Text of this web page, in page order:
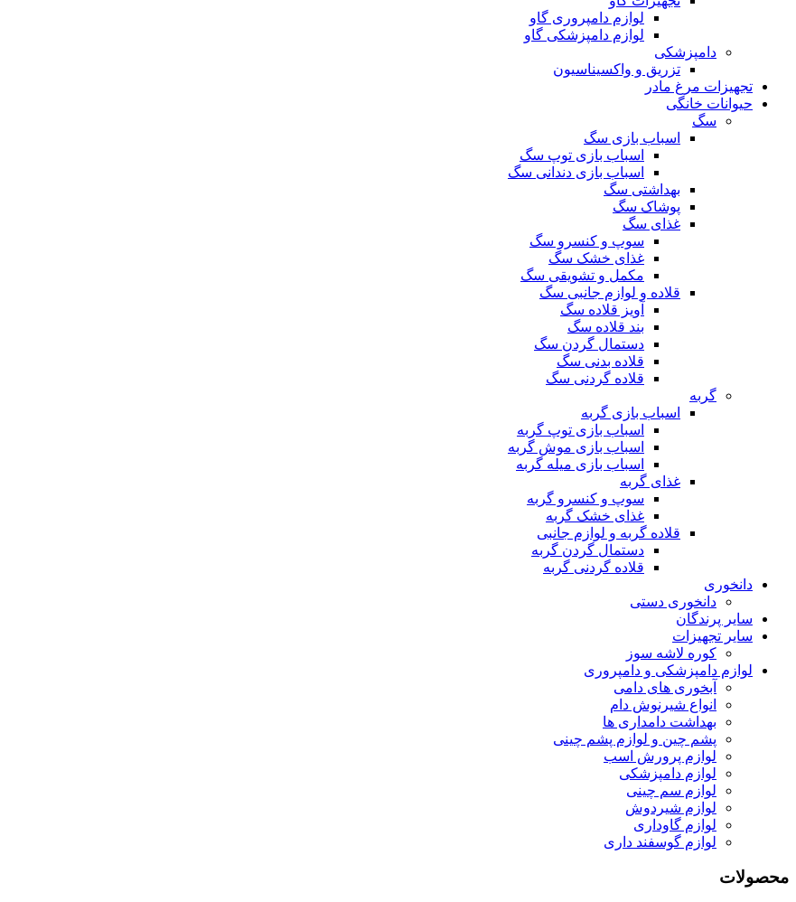
لوازم دامپروری گاو
لوازم دامپزشکی گاو
دامپزشکی
تزریق و واکسیناسیون
تجهیزات مرغ مادر
حیوانات خانگی
سگ
اسباب بازی سگ
اسباب بازی توپ سگ
اسباب بازی دندانی سگ
بهداشتی سگ
پوشاک سگ
غذای سگ
سوپ و کنسرو سگ
غذای خشک سگ
مکمل و تشویقی سگ
قلاده و لوازم جانبی سگ
آویز قلاده سگ
بند قلاده سگ
دستمال گردن سگ
قلاده بدنی سگ
قلاده گردنی سگ
گربه
اسباب بازی گربه
اسباب بازی توپ گربه
اسباب بازی موش گربه
اسباب بازی میله گربه
غذای گربه
سوپ و کنسرو گربه
غذای خشک گربه
قلاده گربه و لوازم جانبی
دستمال گردن گربه
قلاده گردنی گربه
دانخوری
دانخوری دستی
سایر پرندگان
سایر تجهیزات
کوره لاشه سوز
لوازم دامپزشکی و دامپروری
آبخوری های دامی
انواع شیرنوش دام
بهداشت دامداری ها
پشم چین و لوازم پشم چینی
لوازم پرورش اسب
لوازم دامپزشکی
لوازم سم چینی
لوازم شیردوش
لوازم گاوداری
لوازم گوسفند داری
محصولات